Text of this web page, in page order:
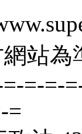
站為
=-=-
=